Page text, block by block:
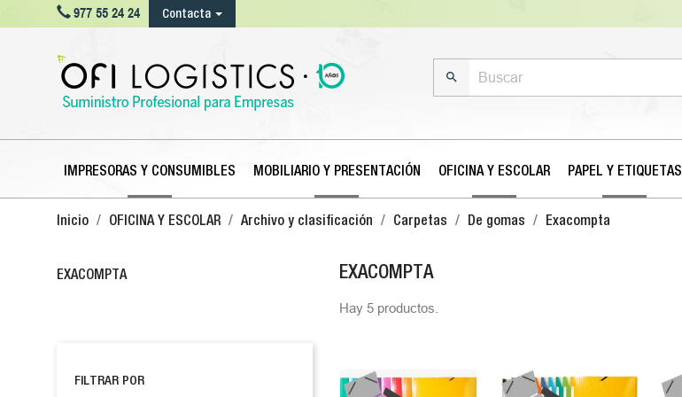
977 55 24 24 Contacta

IMPRESORAS Y CONSUMIBLES MOBILIARIO Y PRESENTACIÓN OFICINA Y ESCOLAR PAPEL Y ETIQUETAS
Inicio OFICINA Y ESCOLAR Archivo y clasificación Carpetas De gomas Exacompta
EXACOMPTA
FILTRAR POR
EXACOMPTA
Hay 5 productos.